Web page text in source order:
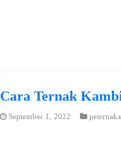
Cara Ternak
September 1, 2022